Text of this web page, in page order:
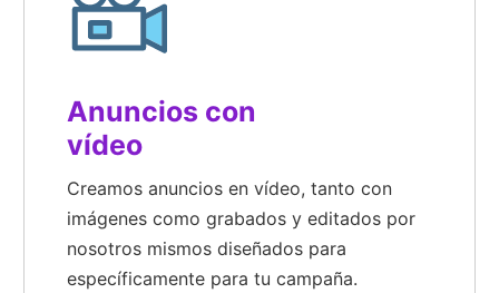
Anuncios con
vídeo
Creamos anuncios en vídeo, tanto con
imágenes como grabados y editados por
nosotros mismos diseñados para
específicamente para tu campaña.